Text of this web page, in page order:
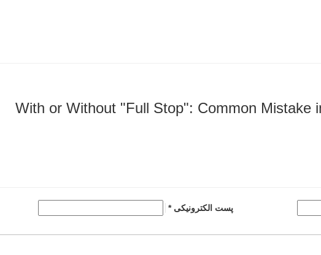
With or Without "Full Stop": Common Mistake
پست الکترونیکی *